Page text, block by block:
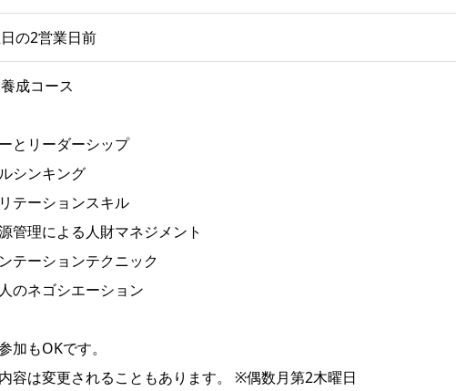
の2営業日前
成コース
とリーダーシップ
シンキング
テーションスキル
管理による人財マネジメント
テーションテクニック
のネゴシエーション
加もOKです。
容は変更されることもあります。 ※偶数月第2木曜日